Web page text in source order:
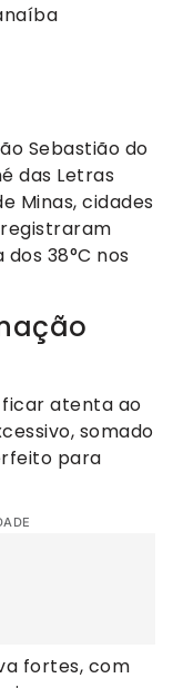
Sebastião do
das Letras
Minas, cidades
38°C nos
atenta ao
somado
para
fortes, com